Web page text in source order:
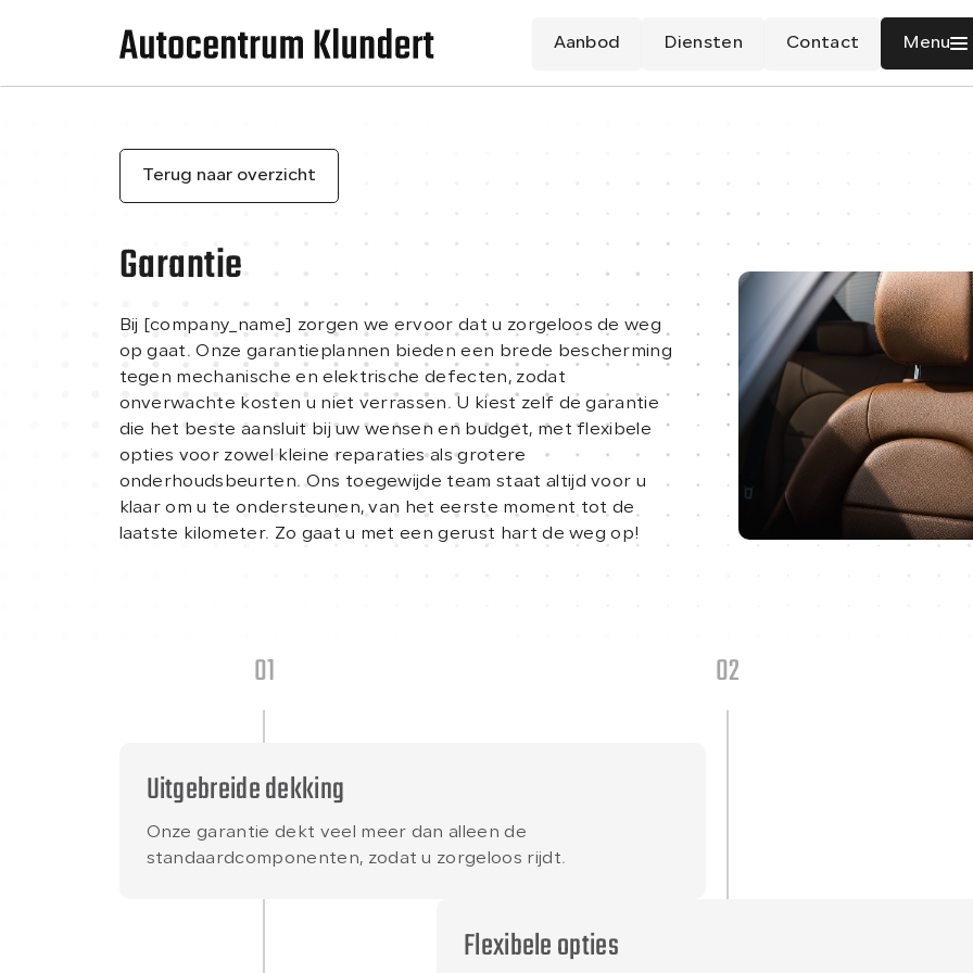
Aanbod Diensten Contact Menu
Terug naar overzicht
Garantie
Bij [company_name] zorgen we ervoor dat u zorgeloos de weg
op gaat. Onze garantieplannen bieden een brede bescherming
tegen mechanische en elektrische defecten, zodat
onverwachte kosten u niet verrassen. U kiest zelf de garantie
die het beste aansluit bij uw wensen en budget, met flexibele
opties voor zowel kleine reparaties als grotere
onderhoudsbeurten. Ons toegewijde team staat altijd voor u
klaar om u te ondersteunen, van het eerste moment tot de
laatste kilometer. Zo gaat u met een gerust hart de weg op!
01 02
Uitgebreide dekking
Onze garantie dekt veel meer dan alleen de
standaardcomponenten, zodat u zorgeloos rijdt.
Flexibele opties